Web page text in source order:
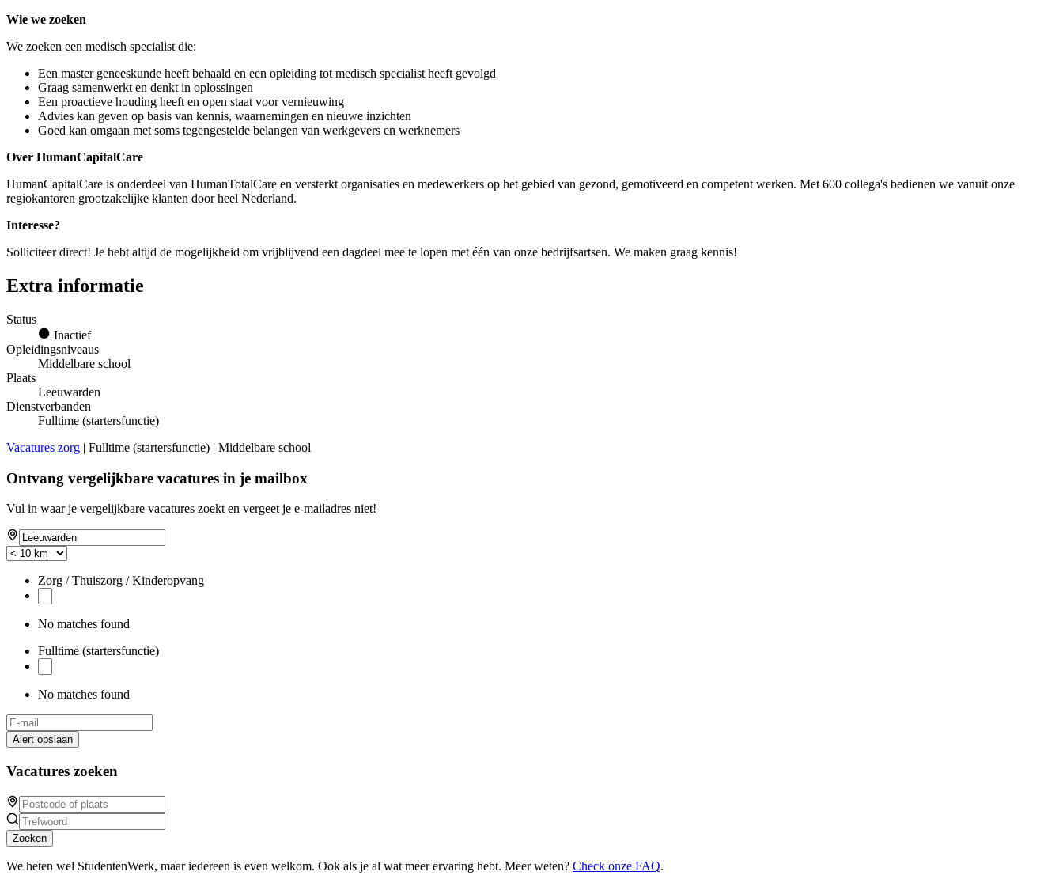
Wie we zoeken
We zoeken een medisch specialist die:
Een master geneeskunde heeft behaald en een opleiding tot medisch specialist heeft gevolgd
Graag samenwerkt en denkt in oplossingen
Een proactieve houding heeft en open staat voor vernieuwing
Advies kan geven op basis van kennis, waarnemingen en nieuwe inzichten
Goed kan omgaan met soms tegengestelde belangen van werkgevers en werknemers
Over HumanCapitalCare
HumanCapitalCare is onderdeel van HumanTotalCare en versterkt organisaties en medewerkers op het gebied van gezond, gemotiveerd en competent werken. Met 600 collega's bedienen we vanuit onze
regiokantoren grootzakelijke klanten door heel Nederland.
Interesse?
Solliciteer direct! Je hebt altijd de mogelijkheid om vrijblijvend een dagdeel mee te lopen met één van onze bedrijfsartsen. We maken graag kennis!
Extra informatie
Status
Inactief
Opleidingsniveaus
Middelbare school
Plaats
Leeuwarden
Dienstverbanden
Fulltime (startersfunctie)
Vacatures zorg | Fulltime (startersfunctie) | Middelbare school
Ontvang vergelijkbare vacatures in je mailbox
Vul in waar je vergelijkbare vacatures zoekt en vergeet je e-mailadres niet!
Zorg / Thuiszorg / Kinderopvang
No matches found
Fulltime (startersfunctie)
No matches found
Alert opslaan
Vacatures zoeken
Zoeken
We heten wel StudentenWerk, maar iedereen is even welkom. Ook als je al wat meer ervaring hebt. Meer weten? Check onze FAQ.